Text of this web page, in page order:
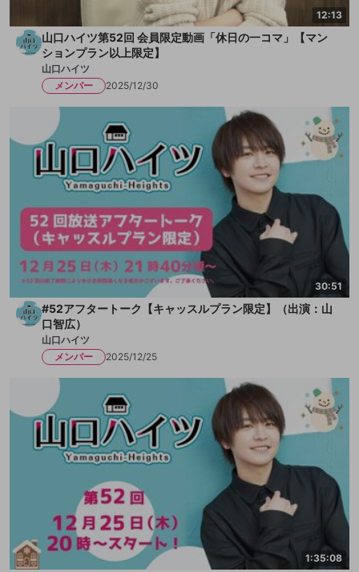
12:13
山口ハイツ第52回 会員限定動画「休日の一コマ」【マン
ションプラン以上限定】
山口ハイツ
メンバー
2025/12/30
30:51
#52アフタートーク【キャッスルプラン限定】（出演：山
口智広）
山口ハイツ
メンバー
2025/12/25
1:35:08